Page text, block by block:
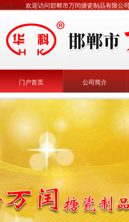
欢迎访问邯郸市万闰搪瓷制品有限公司
门户首页 公司简介